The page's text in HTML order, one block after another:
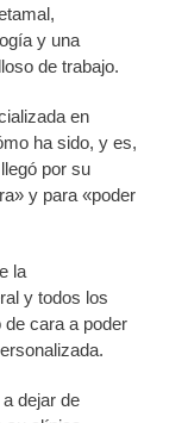
y una
de trabajo.
en
ha sido, y es,
por su
y para «poder
la
y todos los
de cara a poder
dejar de